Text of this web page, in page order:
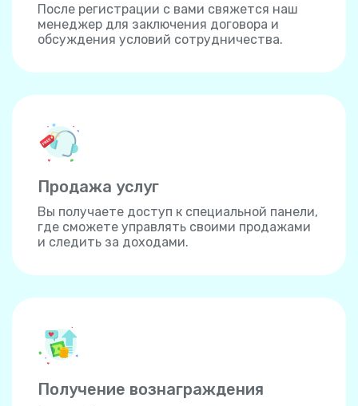
После регистрации с вами свяжется наш
менеджер для заключения договора и
обсуждения условий сотрудничества.
Продажа услуг
Вы получаете доступ к специальной панели,
где сможете управлять своими продажами
и следить за доходами.
Получение вознаграждения